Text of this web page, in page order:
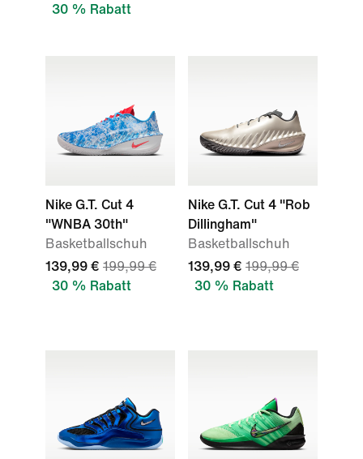
30 % Rabatt
Nike G.T. Cut 4
"WNBA 30th"
Basketballschuh
139,99 € 199,99 €
30 % Rabatt
Nike G.T. Cut 4 "Rob
Dillingham"
Basketballschuh
139,99 € 199,99 €
30 % Rabatt